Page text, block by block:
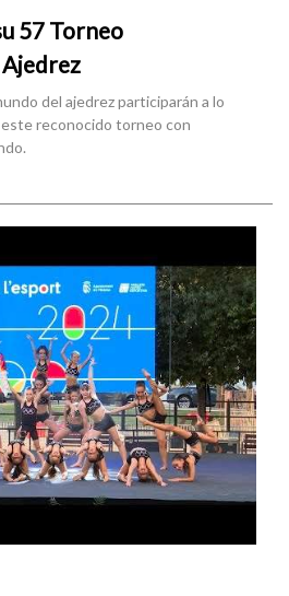
57 Torneo
del ajedrez participarán a lo
reconocido torneo con